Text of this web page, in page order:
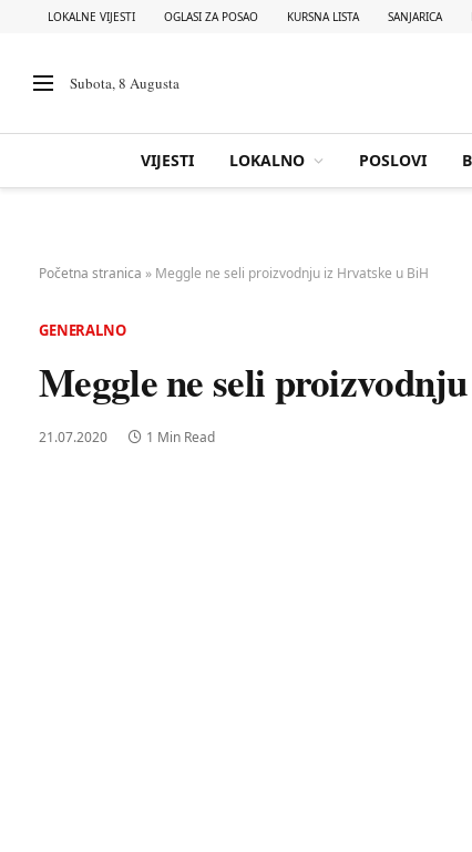
LOKALNE VIJESTI OGLASI ZA POSAO KURSNA LISTA SANJARICA
Subota, 8 Augusta
VIJESTI LOKALNO POSLOVI
Početna stranica » Meggle ne seli proizvodnju iz Hrvatske u BiH
GENERALNO
Meggle ne seli
21.07.2020 1 Min Read